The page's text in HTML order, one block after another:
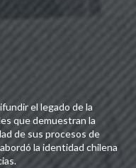
el legado de la
que demuestran la
de sus procesos de
la identidad chilena